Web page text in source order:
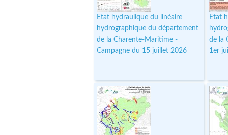
Etat hydraulique du linéaire
hydrographique du département
de la Charente-Maritime -
Campagne du 15 juillet 2026
Etat
de la
1er